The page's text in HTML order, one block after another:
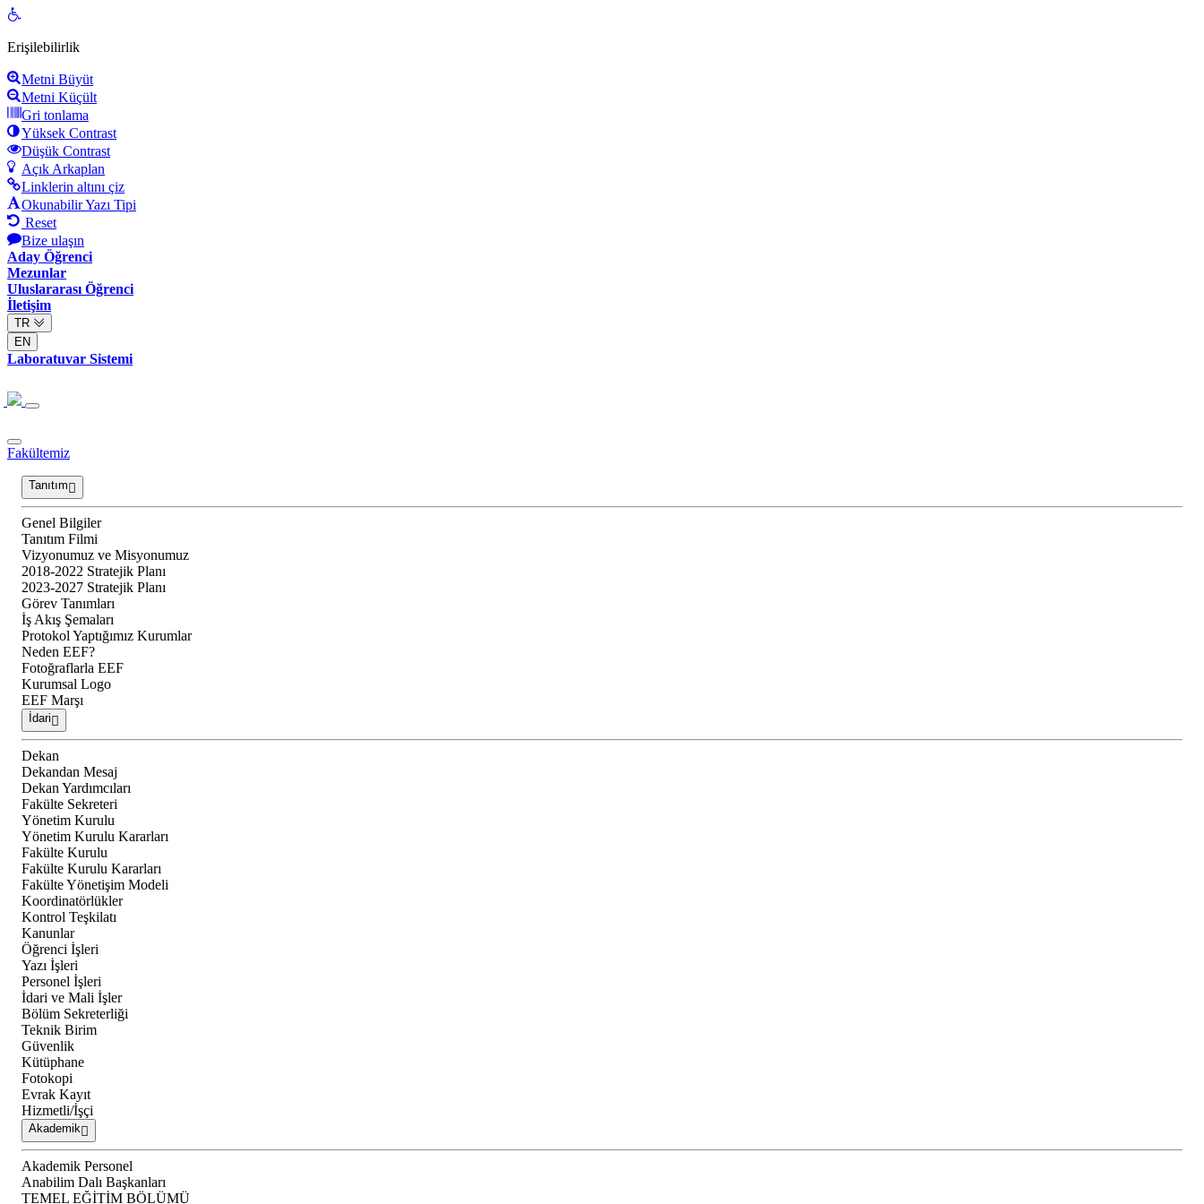
Open
Erişilebilirlik
Metni Büyüt
Metni Küçült
Gri tonlama
Yüksek Contrast
Düşük Contrast
Açık Arkaplan
Linklerin altını çiz
Okunabilir Yazı Tipi
Reset
Bize ulaşın
Aday Öğrenci
Mezunlar
Uluslararası Öğrenci
İletişim
TR
EN
Laboratuvar Sistemi
Fakültemiz
Tanıtım
Genel Bilgiler
Tanıtım Filmi
Vizyonumuz ve Misyonumuz
2018-2022 Stratejik Planı
2023-2027 Stratejik Planı
Görev Tanımları
İş Akış Şemaları
Protokol Yaptığımız Kurumlar
Neden EEF?
Fotoğraflarla EEF
Kurumsal Logo
EEF Marşı
İdari
Dekan
Dekandan Mesaj
Dekan Yardımcıları
Fakülte Sekreteri
Yönetim Kurulu
Yönetim Kurulu Kararları
Fakülte Kurulu
Fakülte Kurulu Kararları
Fakülte Yönetişim Modeli
Koordinatörlükler
Kontrol Teşkilatı
Kanunlar
Öğrenci İşleri
Yazı İşleri
Personel İşleri
İdari ve Mali İşler
Bölüm Sekreterliği
Teknik Birim
Güvenlik
Kütüphane
Fotokopi
Evrak Kayıt
Hizmetli/İşçi
Akademik
Akademik Personel
Anabilim Dalı Başkanları
TEMEL EĞİTİM BÖLÜMÜ